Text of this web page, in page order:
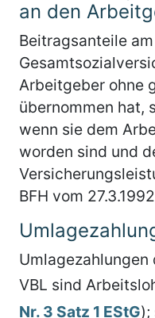
an den
Beitragsanteile am
Arbeitgeber ohne
übernommen hat,
wenn sie dem
worden sind und
BFH vom
VBL sind
Nr. 3 Satz 1 EStG);